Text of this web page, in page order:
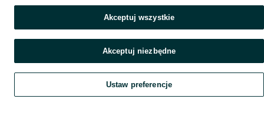
Szukaj Obserwujesz Dodaj Czat Konto
Akceptuj wszystkie
Akceptuj niezbędne
Ustaw preferencje